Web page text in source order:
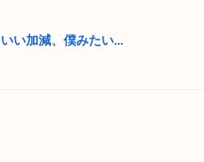
い加減、僕みたい...